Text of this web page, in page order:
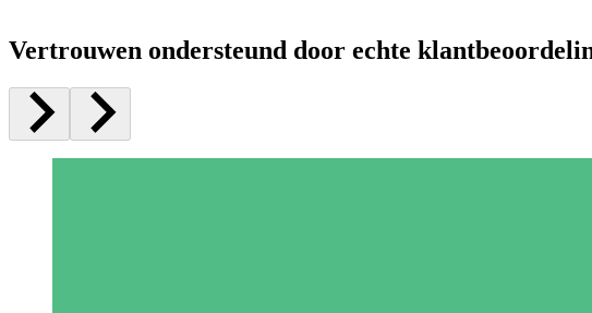
Vertrouwen ondersteund door echte